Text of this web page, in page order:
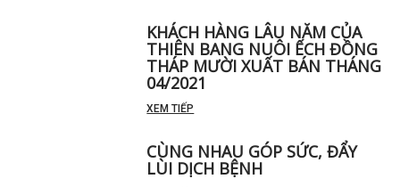
KHÁCH HÀNG LÂU NĂM CỦA
THIÊN BANG NUÔI ẾCH ĐỒNG
THÁP MƯỜI XUẤT BÁN THÁNG
04/2021
XEM TIẾP
CÙNG NHAU GÓP SỨC, ĐẨY
LÙI DỊCH BỆNH